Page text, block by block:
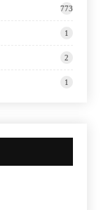
773
1
2
1